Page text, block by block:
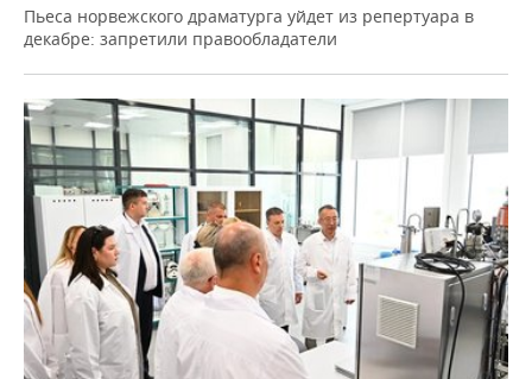
Пьеса норвежского драматурга уйдет из репертуара в
декабре: запретили правообладатели